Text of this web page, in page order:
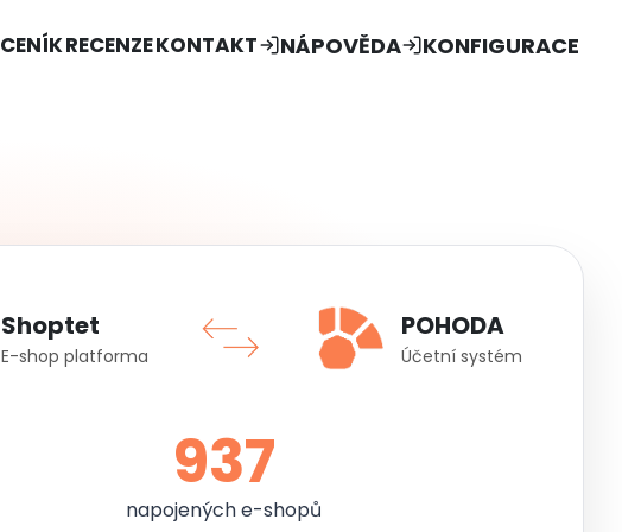
CENÍKRECENZEKONTAKT NÁPOVĚDA KONFIGURACE
Shoptet
E-shop platforma
POHODA
Účetní systém
937
napojených e-shopů